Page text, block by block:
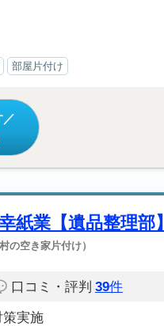
部屋片付け
紙業【遺品整理部】
の空き家片付け）
口コミ・評判 39件
策実施